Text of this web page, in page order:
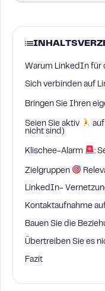
Warum LinkedIn für
Sich verbinden auf
Bringen Sie Ihren
Seien Sie aktiv
nicht sind)
Klischee-Alarm :
Zielgruppen
LinkedIn-
Kontaktaufnahme
Bauen Sie die
Übertreiben Sie es
Fazit